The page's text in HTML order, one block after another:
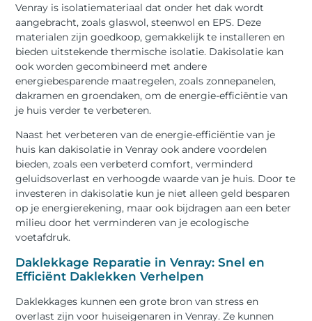
Venray is isolatiemateriaal dat onder het dak wordt
aangebracht, zoals glaswol, steenwol en EPS. Deze
materialen zijn goedkoop, gemakkelijk te installeren en
bieden uitstekende thermische isolatie. Dakisolatie kan
ook worden gecombineerd met andere
energiebesparende maatregelen, zoals zonnepanelen,
dakramen en groendaken, om de energie-efficiëntie van
je huis verder te verbeteren.
Naast het verbeteren van de energie-efficiëntie van je
huis kan dakisolatie in Venray ook andere voordelen
bieden, zoals een verbeterd comfort, verminderd
geluidsoverlast en verhoogde waarde van je huis. Door te
investeren in dakisolatie kun je niet alleen geld besparen
op je energierekening, maar ook bijdragen aan een beter
milieu door het verminderen van je ecologische
voetafdruk.
Daklekkage Reparatie in Venray: Snel en
Efficiënt Daklekken Verhelpen
Daklekkages kunnen een grote bron van stress en
overlast zijn voor huiseigenaren in Venray. Ze kunnen